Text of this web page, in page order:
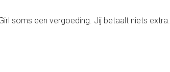
soms een vergoeding. Jij betaalt niets extra.